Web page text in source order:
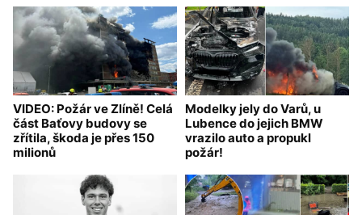
VIDEO: Požár ve Zlíně! Celá
část Baťovy budovy se
zřítila, škoda je přes 150
milionů
Modelky jely do Varů, u
Lubence do jejich BMW
vrazilo auto a propukl
požár!